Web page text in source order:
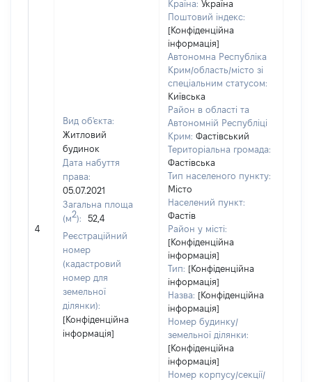
4
Вид об'єкта:
Житловий
будинок
Дата набуття
права:
05.07.2021
Загальна площа
(м2):
52,4
Реєстраційний
номер
(кадастровий
номер для
земельної
ділянки):
[Конфіденційна
інформація]
Країна: Україна
Поштовий індекс:
[Конфіденційна
інформація]
Автономна Республіка
Крим/область/місто зі
спеціальним статусом:
Київська
Район в області та
Автономній Республіці
Крим: Фастівський
Територіальна громада:
Фастівська
Тип населеного пункту:
Місто
Населений пункт:
Фастів
Район у місті:
[Конфіденційна
інформація]
Тип: [Конфіденційна
інформація]
Назва: [Конфіденційна
інформація]
Номер будинку/
земельної ділянки:
[Конфіденційна
інформація]
Номер корпусу/секції/